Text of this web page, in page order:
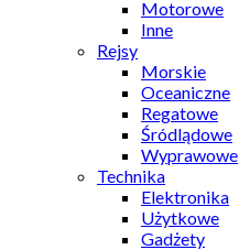
Motorowe
Inne
Rejsy
Morskie
Oceaniczne
Regatowe
Śródlądowe
Wyprawowe
Technika
Elektronika
Użytkowe
Gadżety